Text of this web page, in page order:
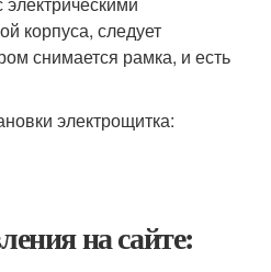
корпуса, следует
снимается рамка, и есть
электрощитка:
на сайте: